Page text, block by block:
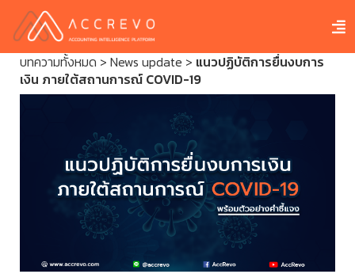
บทความทั้งหมด > News update > แนวปฏิบัติการยื่นงบการ
เงิน ภายใต้สถานการณ์ COVID-19